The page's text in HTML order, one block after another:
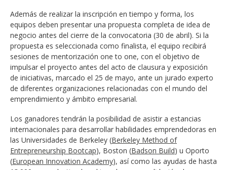
Además de realizar la inscripción en tiempo y forma, los
equipos deben presentar una propuesta completa de idea de
negocio antes del cierre de la convocatoria (30 de abril). Si la
propuesta es seleccionada como finalista, el equipo recibirá
sesiones de mentorización one to one, con el objetivo de
impulsar el proyecto antes del acto de clausura y exposición
de iniciativas, marcado el 25 de mayo, ante un jurado experto
de diferentes organizaciones relacionadas con el mundo del
emprendimiento y ámbito empresarial.
Los ganadores tendrán la posibilidad de asistir a estancias
internacionales para desarrollar habilidades emprendedoras en
las Universidades de Berkeley (Berkeley Method of
Entrepreneurship Bootcap), Boston (Badson Build) u Oporto
(European Innovation Academy), así como las ayudas de hasta